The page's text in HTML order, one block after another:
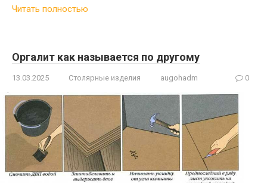
Читать полностью
Оргалит как называется по другому
13.03.2025 Столярные изделия augohadm 0